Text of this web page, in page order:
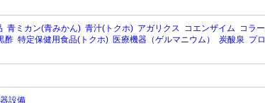
青ミカン(青みかん) 青汁(トクホ) アガリクス コエンザイム コラー
酢 特定保健用食品(トクホ) 医療機器（ゲルマニウム） 炭酸泉 プロ
設備